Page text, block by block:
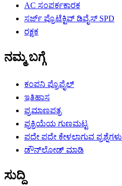
AC ಸಂಪರ್ಕಕಾರಕ
ಸರ್ಜ್ ಪ್ರೊಟೆಕ್ಟಿವ್ ಡಿವೈಸ್ SPD
ರಕ್ಷಕ
ನಮ್ಮ ಬಗ್ಗೆ
ಕಂಪನಿ ಪ್ರೊಫೈಲ್
ಇತಿಹಾಸ
ಪ್ರಮಾಣಪತ್ರ
ಪ್ರಕ್ರಿಯೆಯ ಗುಣಮಟ್ಟ
ಪದೇ ಪದೇ ಕೇಳಲಾಗುವ ಪ್ರಶ್ನೆಗಳು
ಡೌನ್‌ಲೋಡ್ ಮಾಡಿ
ಸುದ್ದಿ